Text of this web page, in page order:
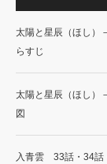
太陽と星辰（ほし
らすじ
太陽と星辰（ほし）
図
入青雲 33話・34話